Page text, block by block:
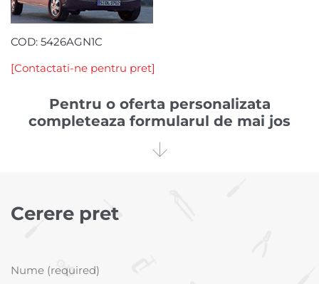
COD: 5426AGN1C
[Contactati-ne pentru pret]
Pentru o oferta personalizata
completeaza formularul de mai jos

Cerere pret
Nume (required)